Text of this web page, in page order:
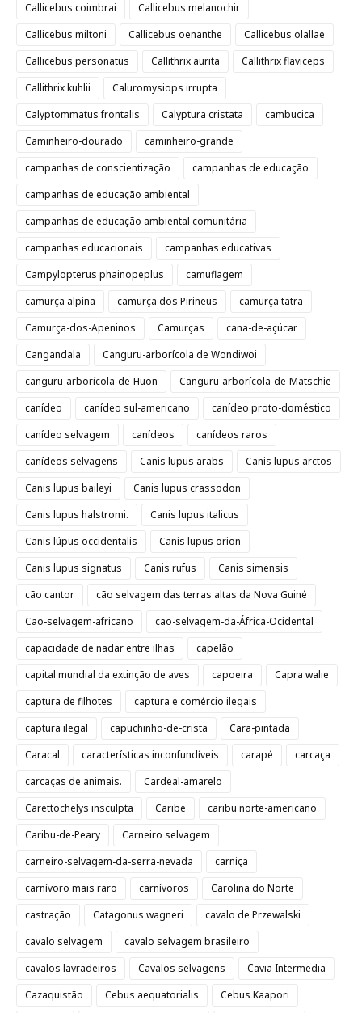
Callicebus coimbrai
Callicebus melanochir
Callicebus miltoni
Callicebus oenanthe
Callicebus olallae
Callicebus personatus
Callithrix aurita
Callithrix flaviceps
Callithrix kuhlii
Caluromysiops irrupta
Calyptommatus frontalis
Calyptura cristata
cambucica
Caminheiro-dourado
caminheiro-grande
campanhas de conscientização
campanhas de educação
campanhas de educação ambiental
campanhas de educação ambiental comunitária
campanhas educacionais
campanhas educativas
Campylopterus phainopeplus
camuflagem
camurça alpina
camurça dos Pirineus
camurça tatra
Camurça-dos-Apeninos
Camurças
cana-de-açúcar
Cangandala
Canguru-arborícola de Wondiwoi
canguru-arborícola-de-Huon
Canguru-arborícola-de-Matschie
canídeo
canídeo sul-americano
canídeo proto-doméstico
canídeo selvagem
canídeos
canídeos raros
canídeos selvagens
Canis lupus arabs
Canis lupus arctos
Canis lupus baileyi
Canis lupus crassodon
Canis lupus halstromi.
Canis lupus italicus
Canis lúpus occidentalis
Canis lupus orion
Canis lupus signatus
Canis rufus
Canis simensis
cão cantor
cão selvagem das terras altas da Nova Guiné
Cão-selvagem-africano
cão-selvagem-da-África-Ocidental
capacidade de nadar entre ilhas
capelão
capital mundial da extinção de aves
capoeira
Capra walie
captura de filhotes
captura e comércio ilegais
captura ilegal
capuchinho-de-crista
Cara-pintada
Caracal
características inconfundíveis carapé
carcaça
carcaças de animais.
Cardeal-amarelo
Carettochelys insculpta
Caribe
caribu norte-americano
Caribu-de-Peary
Carneiro selvagem
carneiro-selvagem-da-serra-nevada
carniça
carnívoro mais raro
carnívoros
Carolina do Norte
castração
Catagonus wagneri
cavalo de Przewalski
cavalo selvagem
cavalo selvagem brasileiro
cavalos lavradeiros
Cavalos selvagens
Cavia Intermedia
Cazaquistão
Cebus aequatorialis Cebus Kaapori